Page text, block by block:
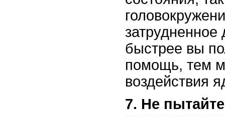
быстрее вы
помощь, тем
воздействия
7. Не